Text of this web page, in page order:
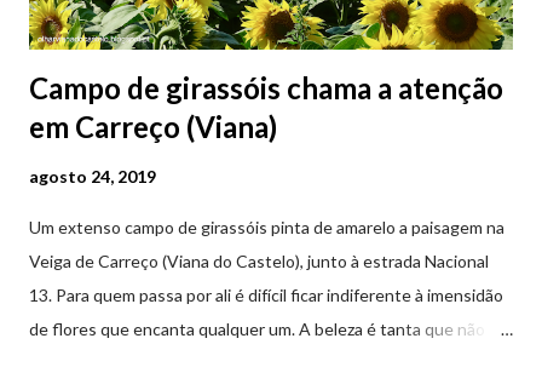
Campo de girassóis chama a atenção
em Carreço (Viana)
agosto 24, 2019
Um extenso campo de girassóis pinta de amarelo a paisagem na
Veiga de Carreço (Viana do Castelo), junto à estrada Nacional
13. Para quem passa por ali é difícil ficar indiferente à imensidão
de flores que encanta qualquer um. A beleza é tanta que não